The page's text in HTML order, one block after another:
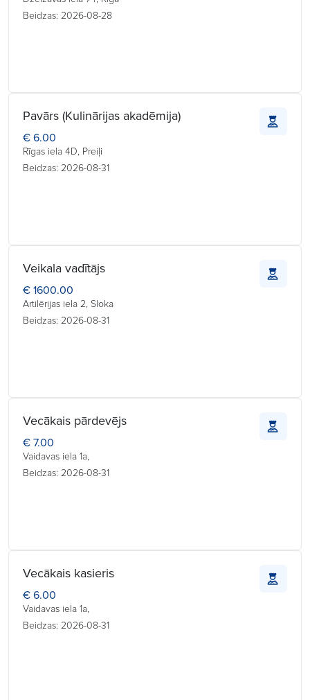
Beidzas: 2026-08-28
Pavārs (Kulinārijas akadēmija)
€ 6.00
Rīgas iela 4D, Preiļi
Beidzas: 2026-08-31
Veikala vadītājs
€ 1600.00
Artilērijas iela 2, Sloka
Beidzas: 2026-08-31
Vecākais pārdevējs
€ 7.00
Vaidavas iela 1a,
Beidzas: 2026-08-31
Vecākais kasieris
€ 6.00
Vaidavas iela 1a,
Beidzas: 2026-08-31